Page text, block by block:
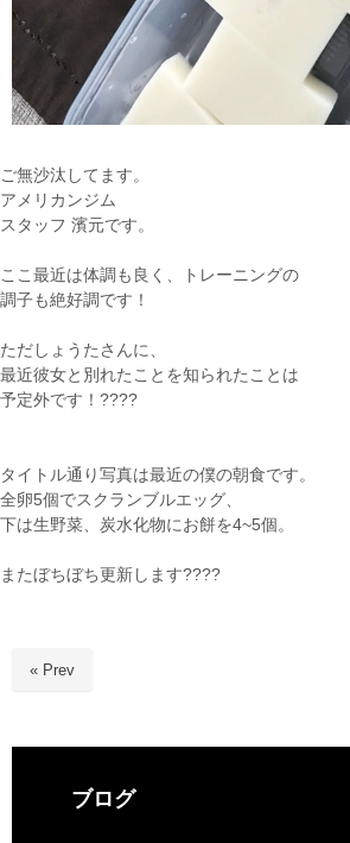
ご無沙汰してます。
アメリカンジム
スタッフ 濱元です。
ここ最近は体調も良く、トレーニングの
調子も絶好調です！
ただしょうたさんに、
最近彼女と別れたことを知られたことは
予定外です！????
タイトル通り写真は最近の僕の朝食です。
全卵5個でスクランブルエッグ、
下は生野菜、炭水化物にお餅を4~5個。
またぼちぼち更新します????
« Prev
ブログ